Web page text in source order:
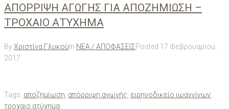
ΑΠΟΡΡΙΨΗ ΑΓΩΓΗΣ ΓΙΑ ΑΠΟΖΗΜΙΩΣΗ –
ΤΡΟΧΑΙΟ ΑΤΥΧΗΜΑ
ByΧριστίνα Γλυκού In ΝΕΑ / ΑΠΟΦΑΣΕΙΣPosted 17 Φεβρουαρίου,
2017
Tags: αποζημίωση απόρριψη αγωγής ειρηνοδικείο ιωαννίνων
τροχαιο ατύχημα